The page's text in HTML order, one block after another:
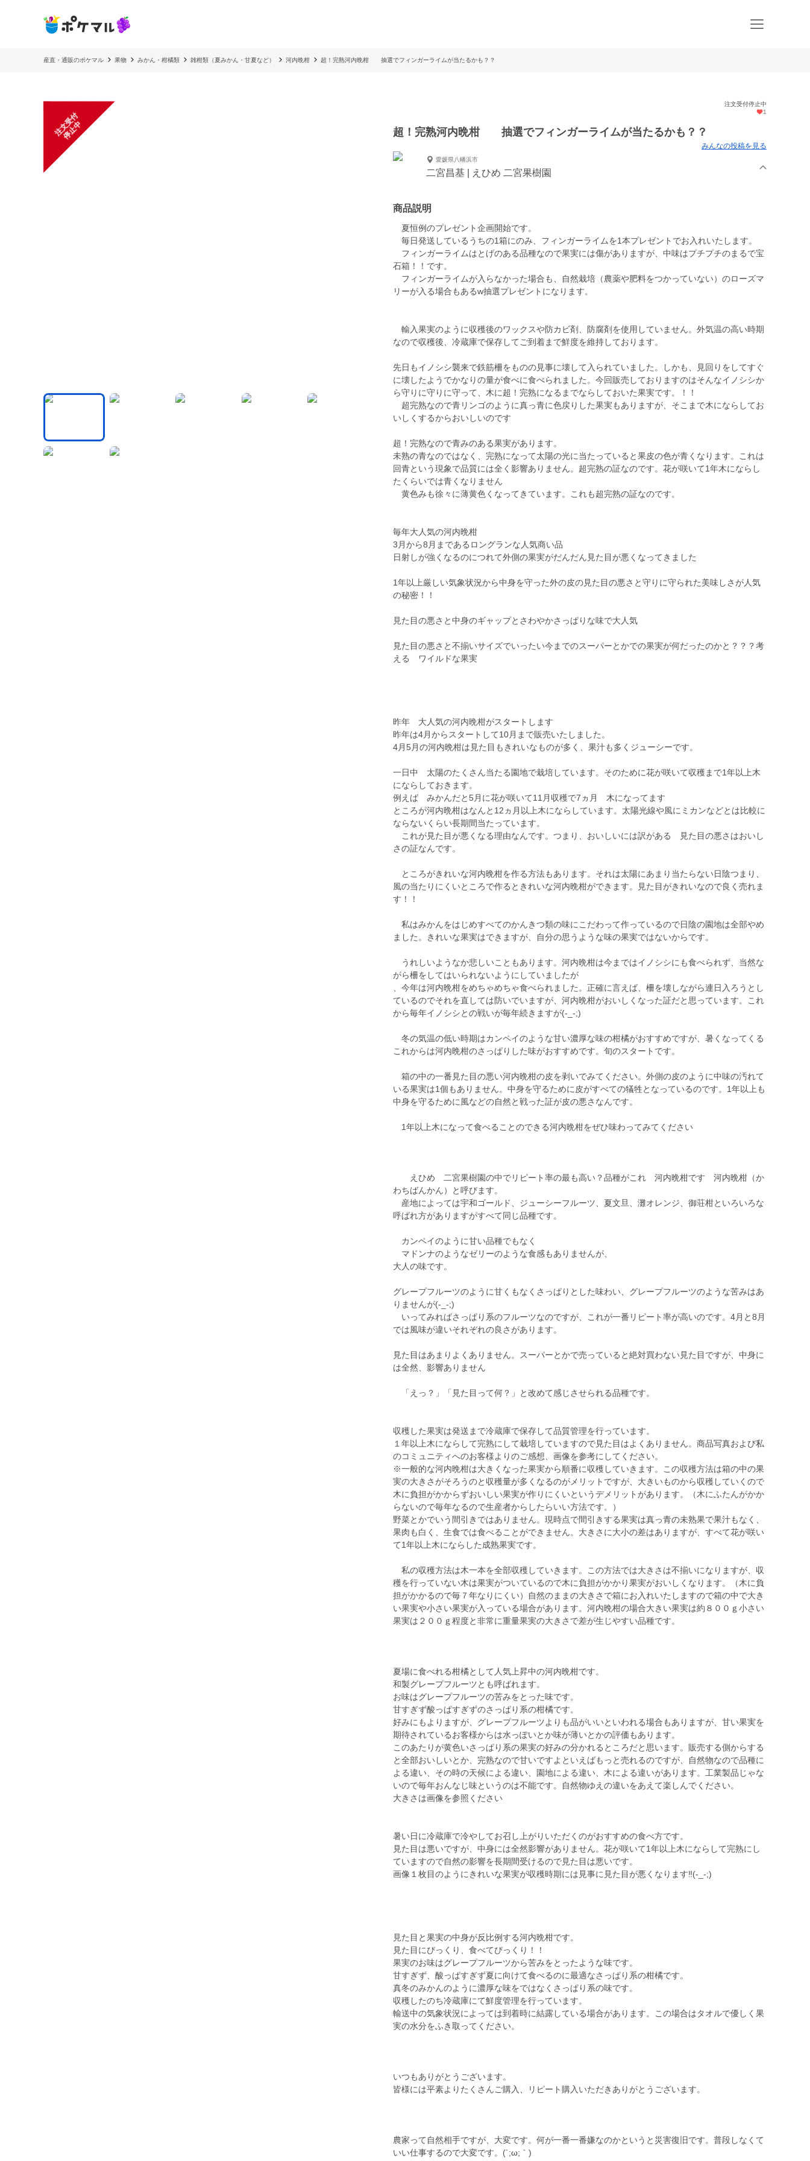
産直・通販のポケマル 果物 みかん・柑橘類 雑柑類（夏みかん・甘夏など） 河内晩柑 超！完熟河内晩柑 抽選でフィンガーライムが当たるかも？？
注
文
受
付
停
止
中
注文受付停止中
1
超！完熟河内晩柑 抽選でフィンガーライムが当たるかも？？
みんなの投稿を見る
愛媛県八幡浜市
二宮昌基 | えひめ 二宮果樹園
商品説明
夏恒例のプレゼント企画開始です。
毎日発送しているうちの1箱にのみ、フィンガーライムを1本プレゼントでお入れいたします。
フィンガーライムはとげのある品種なので果実には傷がありますが、中味はプチプチのまるで宝
石箱！！です。
フィンガーライムが入らなかった場合も、自然栽培（農薬や肥料をつかっていない）のローズマ
リーが入る場合もあるw抽選プレゼントになります。
輸入果実のように収穫後のワックスや防カビ剤、防腐剤を使用していません。外気温の高い時期
なので収穫後、冷蔵庫で保存してご到着まで鮮度を維持しております。
先日もイノシシ襲来で鉄筋柵をものの見事に壊して入られていました。しかも、見回りをしてすぐ
に壊したようでかなりの量が食べに食べられました。今回販売しておりますのはそんなイノシシか
ら守りに守りに守って、木に超！完熟になるまでならしておいた果実です。！！
超完熟なので青リンゴのように真っ青に色戻りした果実もありますが、そこまで木にならしてお
いしくするからおいしいのです
超！完熟なので青みのある果実があります。
未熟の青なのではなく、完熟になって太陽の光に当たっていると果皮の色が青くなります。これは
回青という現象で品質には全く影響ありません。超完熟の証なのです。花が咲いて1年木にならし
たくらいでは青くなりません
黄色みも徐々に薄黄色くなってきています。これも超完熟の証なのです。
毎年大人気の河内晩柑
3月から8月まであるロングランな人気商い品
日射しが強くなるのにつれて外側の果実がだんだん見た目が悪くなってきました
1年以上厳しい気象状況から中身を守った外の皮の見た目の悪さと守りに守られた美味しさが人気
の秘密！！
見た目の悪さと中身のギャップとさわやかさっぱりな味で大人気
見た目の悪さと不揃いサイズでいったい今までのスーパーとかでの果実が何だったのかと？？？考
える ワイルドな果実
昨年 大人気の河内晩柑がスタートします
昨年は4月からスタートして10月まで販売いたしました。
4月5月の河内晩柑は見た目もきれいなものが多く、果汁も多くジューシーです。
一日中 太陽のたくさん当たる園地で栽培しています。そのために花が咲いて収穫まで1年以上木
にならしておきます。
例えば みかんだと5月に花が咲いて11月収穫で7ヵ月 木になってます
ところが河内晩柑はなんと12ヵ月以上木にならしています。太陽光線や風にミカンなどとは比較に
ならないくらい長期間当たっています。
これが見た目が悪くなる理由なんです。つまり、おいしいには訳がある 見た目の悪さはおいし
さの証なんです。
ところがきれいな河内晩柑を作る方法もあります。それは太陽にあまり当たらない日陰つまり、
風の当たりにくいところで作るときれいな河内晩柑ができます。見た目がきれいなので良く売れま
す！！
私はみかんをはじめすべてのかんきつ類の味にこだわって作っているので日陰の園地は全部やめ
ました。きれいな果実はできますが、自分の思うような味の果実ではないからです。
うれしいようなか悲しいこともあります。河内晩柑は今まではイノシシにも食べられず、当然な
がら柵をしてはいられないようにしていましたが
、今年は河内晩柑をめちゃめちゃ食べられました。正確に言えば、柵を壊しながら連日入ろうとし
ているのでそれを直しては防いでいますが、河内晩柑がおいしくなった証だと思っています。これ
から毎年イノシシとの戦いが毎年続きますが(-_-;)
冬の気温の低い時期はカンペイのような甘い濃厚な味の柑橘がおすすめですが、暑くなってくる
これからは河内晩柑のさっぱりした味がおすすめです。旬のスタートです。
箱の中の一番見た目の悪い河内晩柑の皮を剥いでみてください。外側の皮のように中味の汚れて
いる果実は1個もありません。中身を守るために皮がすべての犠牲となっているのです。1年以上も
中身を守るために風などの自然と戦った証が皮の悪さなんです。
1年以上木になって食べることのできる河内晩柑をぜひ味わってみてください
えひめ 二宮果樹園の中でリピート率の最も高い？品種がこれ 河内晩柑です 河内晩柑（か
わちばんかん）と呼びます。
産地によっては宇和ゴールド、ジューシーフルーツ、夏文旦、灘オレンジ、御荘柑といろいろな
呼ばれ方がありますがすべて同じ品種です。
カンペイのように甘い品種でもなく
マドンナのようなゼリーのような食感もありませんが、
大人の味です。
グレープフルーツのように甘くもなくさっぱりとした味わい、グレープフルーツのような苦みはあ
りませんが(-_-;)
いってみればさっぱり系のフルーツなのですが、これが一番リピート率が高いのです。4月と8月
では風味が違いそれぞれの良さがあります。
見た目はあまりよくありません。スーパーとかで売っていると絶対買わない見た目ですが、中身に
は全然、影響ありません
「えっ？」「見た目って何？」と改めて感じさせられる品種です。
収穫した果実は発送まで冷蔵庫で保存して品質管理を行っています。
１年以上木にならして完熟にして栽培していますので見た目はよくありません。商品写真および私
のコミュニティへのお客様よりのご感想、画像を参考にしてください。
※一般的な河内晩柑は大きくなった果実から順番に収穫していきます。この収穫方法は箱の中の果
実の大きさがそろうのと収穫量が多くなるのがメリットですが、大きいものから収穫していくので
木に負担がかからずおいしい果実が作りにくいというデメリットがあります。（木にふたんがかか
らないので毎年なるので生産者からしたらいい方法です。）
野菜とかでいう間引きではありません。現時点で間引きする果実は真っ青の未熟果で果汁もなく、
果肉も白く、生食では食べることができません。大きさに大小の差はありますが、すべて花が咲い
て1年以上木にならした成熟果実です。
私の収穫方法は木一本を全部収穫していきます。この方法では大きさは不揃いになりますが、収
穫を行っていない木は果実がついているので木に負担がかかり果実がおいしくなります。（木に負
担がかかるので毎７年なりにくい）自然のままの大きさで箱にお入れいたしますので箱の中で大き
い果実や小さい果実が入っている場合があります。河内晩柑の場合大きい果実は約８００ｇ小さい
果実は２００ｇ程度と非常に重量果実の大きさで差が生じやすい品種です。
夏場に食べれる柑橘として人気上昇中の河内晩柑です。
和製グレープフルーツとも呼ばれます。
お味はグレープフルーツの苦みをとった味です。
甘すぎず酸っぱすぎずのさっぱり系の柑橘です。
好みにもよりますが、グレープフルーツよりも品がいいといわれる場合もありますが、甘い果実を
期待されているお客様からは水っぽいとか味が薄いとかの評価もあります。
このあたりが黄色いさっぱり系の果実の好みの分かれるところだと思います。販売する側からする
と全部おいしいとか、完熟なので甘いですよといえばもっと売れるのですが、自然物なので品種に
よる違い、その時の天候による違い、園地による違い、木による違いがあります。工業製品じゃな
いので毎年おんなじ味というのは不能です。自然物ゆえの違いをあえて楽しんでください。
大きさは画像を参照ください
暑い日に冷蔵庫で冷やしてお召し上がりいただくのがおすすめの食べ方です。
見た目は悪いですが、中身には全然影響がありません。花が咲いて1年以上木にならして完熟にし
ていますので自然の影響を長期間受けるので見た目は悪いです。
画像１枚目のようにきれいな果実が収穫時期には見事に見た目が悪くなります‼️(-_-;)
見た目と果実の中身が反比例する河内晩柑です。
見た目にびっくり、食べてびっくり！！
果実のお味はグレープフルーツから苦みをとったような味です。
甘すぎず、酸っぱすぎず夏に向けて食べるのに最適なさっぱり系の柑橘です。
真冬のみかんのように濃厚な味をではなくさっぱり系の味です。
収穫したのち冷蔵庫にて鮮度管理を行っています。
輸送中の気象状況によっては到着時に結露している場合があります。この場合はタオルで優しく果
実の水分をふき取ってください。
いつもありがとうございます。
皆様には平素よりたくさんご購入、リピート購入いただきありがとうございます。
農家って自然相手ですが、大変です。何が一番一番嫌なのかというと災害復旧です。普段しなくて
いい仕事するので大変です。(´;ω;｀)